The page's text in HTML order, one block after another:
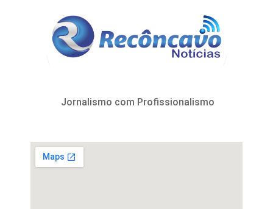
Jornalismo com Profissionalismo